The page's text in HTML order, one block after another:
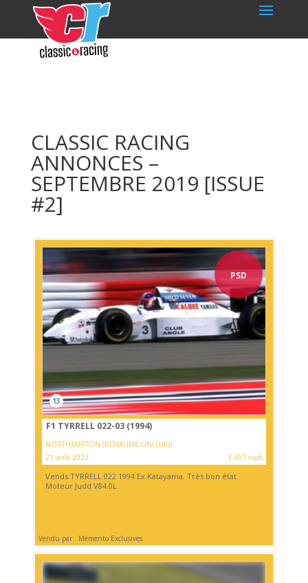
CLASSIC RACING
ANNONCES –
SEPTEMBRE 2019 [ISSUE
#2]
PSD
13
F1 TYRRELL 022-03 (1994)
NORTHAMPTON (ROYAUME-UNI (UK))
21 août 2022
3 397 vues
Vends TYRRELL 022 1994 Ex Katayama. Très bon état.
Moteur Judd V84.0L.
Vendu par : Memento Exclusives